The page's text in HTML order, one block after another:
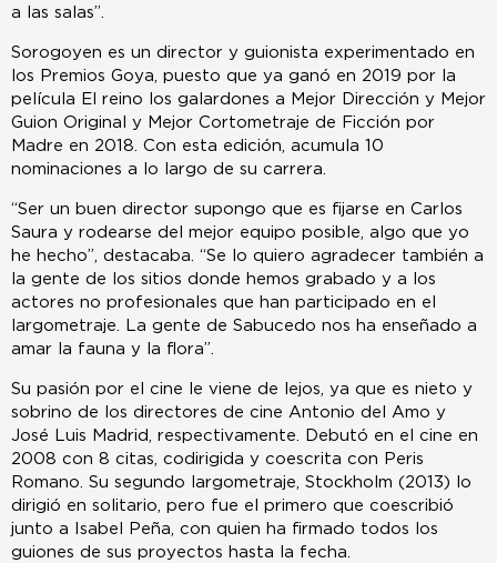
a las salas”.
Sorogoyen es un director y guionista experimentado en
los Premios Goya, puesto que ya ganó en 2019 por la
película El reino los galardones a Mejor Dirección y Mejor
Guion Original y Mejor Cortometraje de Ficción por
Madre en 2018. Con esta edición, acumula 10
nominaciones a lo largo de su carrera.
“Ser un buen director supongo que es fijarse en Carlos
Saura y rodearse del mejor equipo posible, algo que yo
he hecho”, destacaba. “Se lo quiero agradecer también a
la gente de los sitios donde hemos grabado y a los
actores no profesionales que han participado en el
largometraje. La gente de Sabucedo nos ha enseñado a
amar la fauna y la flora”.
Su pasión por el cine le viene de lejos, ya que es nieto y
sobrino de los directores de cine Antonio del Amo y
José Luis Madrid, respectivamente. Debutó en el cine en
2008 con 8 citas, codirigida y coescrita con Peris
Romano. Su segundo largometraje, Stockholm (2013) lo
dirigió en solitario, pero fue el primero que coescribió
junto a Isabel Peña, con quien ha firmado todos los
guiones de sus proyectos hasta la fecha.